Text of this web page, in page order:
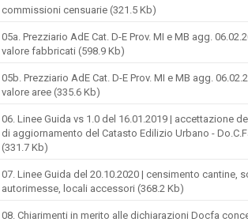
commissioni censuarie (321.5 Kb)
05a. Prezziario AdE Cat. D-E Prov. MI e MB agg.
valore fabbricati (598.9 Kb)
05b. Prezziario AdE Cat. D-E Prov. MI e MB agg.
valore aree (335.6 Kb)
06. Linee Guida vs 1.0 del 16.01.2019 | accettazione
di aggiornamento del Catasto Edilizio Urbano -
(331.7 Kb)
07. Linee Guida del 20.10.2020 | censimento cantine,
autorimesse, locali accessori (368.2 Kb)
08. Chiarimenti in merito alle dichiarazioni Docfa